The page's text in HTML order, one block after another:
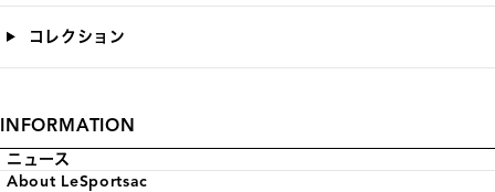
コレクション
INFORMATION
ニュース
About LeSportsac